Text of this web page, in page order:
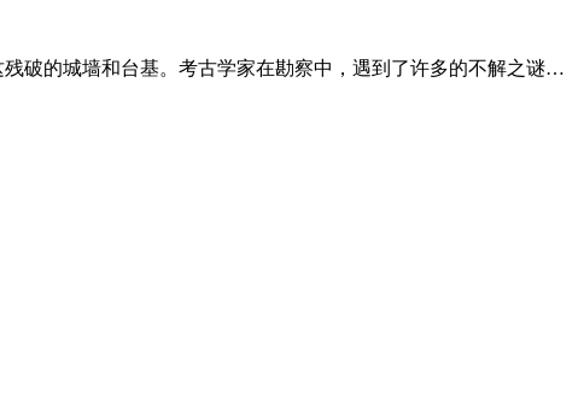
破的城墙和台基。考古学家在勘察中，遇到了许多的不解之谜…